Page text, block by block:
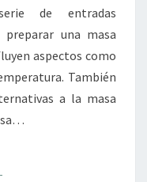
de entradas
una masa
aspectos como
También
a la masa
MÁS